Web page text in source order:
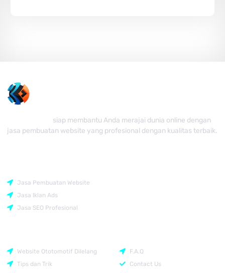
siap membantu Anda merajai dunia online dengan
jasa pembuatan website yang profesional dengan kualitas terbaik.
Jasa Pembuatan Website
Jasa Iklan Ads
Jasa SEO Profesional
Website Ototomotif Dilelang
Tips dan Trik
F.A.Q
Contact Us